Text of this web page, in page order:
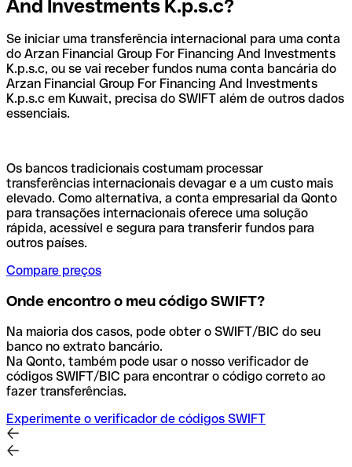
And Investments K.p.s.c?
Se iniciar uma transferência internacional para uma conta
do Arzan Financial Group For Financing And Investments
K.p.s.c, ou se vai receber fundos numa conta bancária do
Arzan Financial Group For Financing And Investments
K.p.s.c em Kuwait, precisa do SWIFT além de outros dados
essenciais.
Os bancos tradicionais costumam processar
transferências internacionais devagar e a um custo mais
elevado. Como alternativa, a conta empresarial da Qonto
para transações internacionais oferece uma solução
rápida, acessível e segura para transferir fundos para
outros países.
Compare preços
Onde encontro o meu código SWIFT?
Na maioria dos casos, pode obter o SWIFT/BIC do seu
banco no extrato bancário.
Na Qonto, também pode usar o nosso verificador de
códigos SWIFT/BIC para encontrar o código correto ao
fazer transferências.
Experimente o verificador de códigos SWIFT